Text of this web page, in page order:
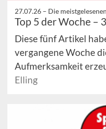
27.07.26 – Die
Top 5 der Woche –
Diese fünf Artikel
vergangene Woche
Aufmerksamkeit
Elling